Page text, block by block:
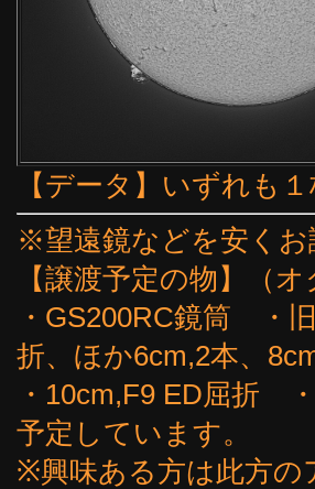
【データ】いずれも
※望遠鏡などを安く
【譲渡予定の物】（
・GS200RC鏡筒 ・
折、ほか6cm,2本、
・10cm,F9 ED屈折
予定しています。
※興味ある方は此方の